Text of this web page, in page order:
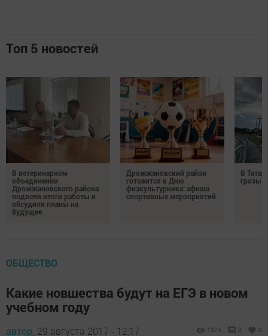
Топ 5 новостей
В ветеринарном
объединении
Дрожжановского района
подвели итоги работы и
обсудили планы на
будущее
Дрожжановский район
готовится к Дню
физкультурника: афиша
спортивных мероприятий
В
грозы
ОБЩЕСТВО
Какие новшества будут на ЕГЭ в новом
учебном году
автор, 29 августа 2017 - 12:17 1374 0 0